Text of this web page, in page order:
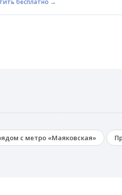
бесплатно →
с метро «Маяковская»